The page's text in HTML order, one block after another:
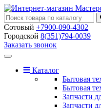
Сотовый +7900-090-4302
Городской 8(351)794-0039
Заказать звонок
Toggle
navigationКаталог
Бытовая
Бытовая
Запчасти
Запчасти